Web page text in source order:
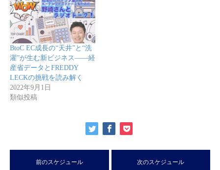
BtoC EC成長の“天井”と“洗
濯”が生む新ビジネス――経
産省データとFREDDY
LECKの挑戦を読み解く
2022年9月1日
類似投稿
前のスケジュール 次のスケジュール